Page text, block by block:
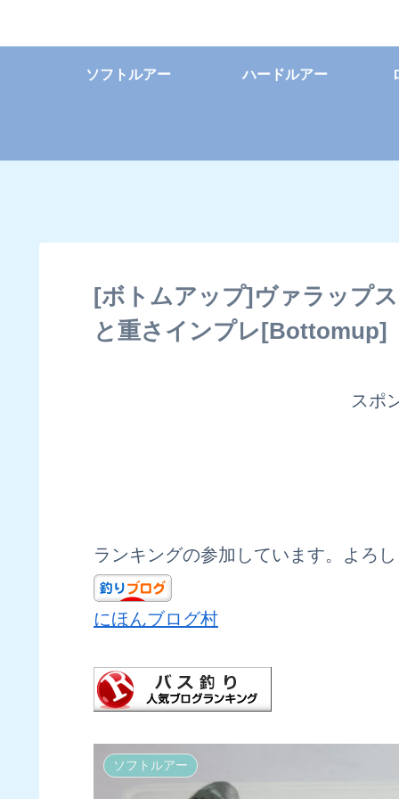
ソフトルアー ハードルアー
[ボトムアップ]ヴァラップ
と重さインプレ[Bottomup]
スポ
ランキングの参加しています。よろ
にほんブログ村
ソフトルアー